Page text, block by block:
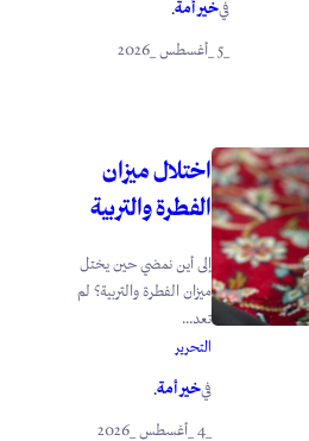
فيخير أمة.
_5 _أغسطس _2026
اختلال ميزان
الفطرة والتربية
إلى أين نمضي حين يختل
ميزان الفطرة والتربية؟ لم
تعد...
التحرير
فيخير أمة.
_4 _أغسطس _2026